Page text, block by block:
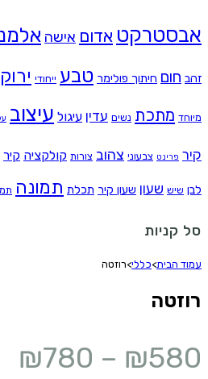
אבסטרקט אדום אישה
זהב חום חיתוך פולימר טבע ייחודי ירוק
מיוחד מתכת נשים עדין עיגול עיצוב
קיר פרינט צבעוני צהוב צורות קולקציה קיר
לבן שיש שעון שעון קיר תכלת תמונה
סל קניות
עמוד הבית>כללי>רוזטה
רוזטה
₪580
–
₪780